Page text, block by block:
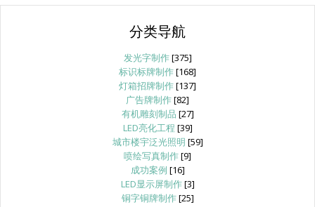
分类导航
发光字制作[375]
标识标牌制作[168]
灯箱招牌制作[137]
广告牌制作[82]
有机雕刻制品 [27]
LED亮化工程 [39]
城市楼宇泛光照明 [59]
喷绘写真制作[9]
成功案例 [16]
LED显示屏制作[3]
铜字铜牌制作[25]